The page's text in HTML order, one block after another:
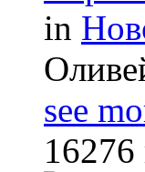
in
see